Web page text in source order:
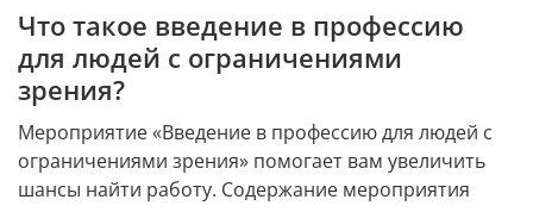
Что такое введение в профессию
для людей с ограничениями
зрения?
Мероприятие «Введение в профессию для людей с
ограничениями зрения» помогает вам увеличить
шансы найти работу. Содержание мероприятия